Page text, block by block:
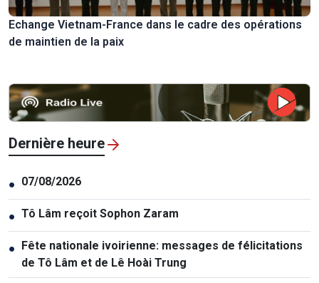
Echange Vietnam-France dans le cadre des opérations
de maintien de la paix
Dernière heure
● 07/08/2026
● Tô Lâm reçoit Sophon Zaram
● Fête nationale ivoirienne: messages de félicitations
de Tô Lâm et de Lê Hoài Trung